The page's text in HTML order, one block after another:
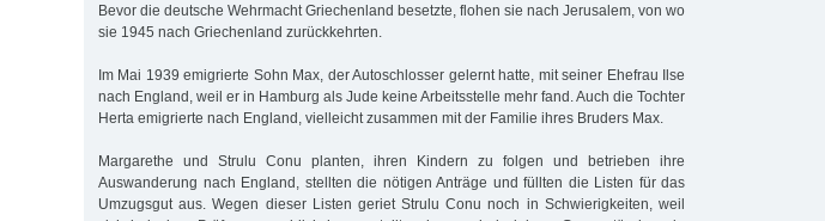
Bevor die deutsche Wehrmacht Griechenland besetzte, flohen sie nach Jerusalem, von wo
sie 1945 nach Griechenland zurückkehrten.
Im Mai 1939 emigrierte Sohn Max, der Autoschlosser gelernt hatte, mit seiner Ehefrau Ilse
nach England, weil er in Hamburg als Jude keine Arbeitsstelle mehr fand. Auch die Tochter
Herta emigrierte nach England, vielleicht zusammen mit der Familie ihres Bruders Max.
Margarethe und Strulu Conu planten, ihren Kindern zu folgen und betrieben ihre
Auswanderung nach England, stellten die nötigen Anträge und füllten die Listen für das
Umzugsgut aus. Wegen dieser Listen geriet Strulu Conu noch in Schwierigkeiten, weil